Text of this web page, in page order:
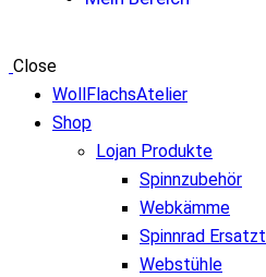
Close
WollFlachsAtelier
Shop
Lojan Produkte
Spinnzubehör
Webkämme
Spinnrad
Webstühle